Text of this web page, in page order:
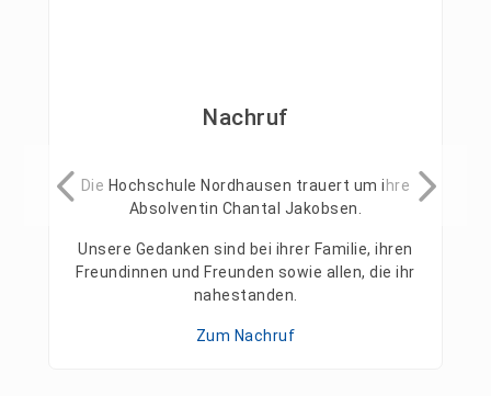
Nachruf
Die Hochschule Nordhausen trauert um ihre
Absolventin Chantal Jakobsen.
Unsere Gedanken sind bei ihrer Familie, ihren
Freundinnen und Freunden sowie allen, die ihr
nahestanden.
Zum Nachruf